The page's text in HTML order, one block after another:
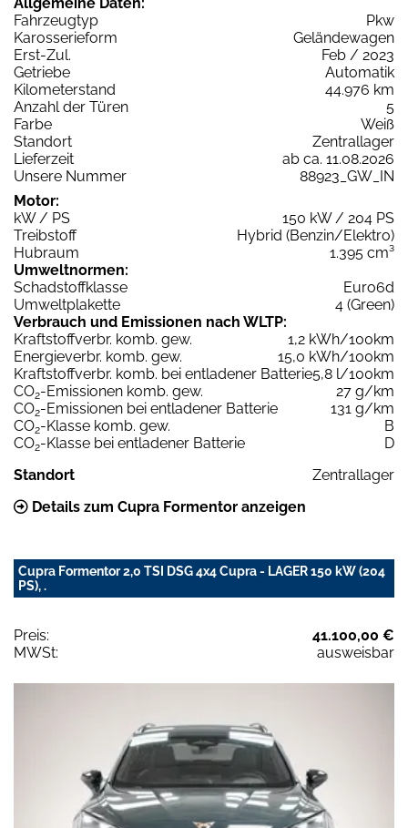
Fahrzeugtyp
Pkw
Karosserieform
Geländewagen
Erst-Zul.
Feb / 2023
Getriebe
Automatik
Kilometerstand
44.976 km
Anzahl der Türen
5
Farbe
Weiß
Standort
Zentrallager
Lieferzeit
ab ca. 11.08.2026
Unsere Nummer
88923_GW_IN
Motor:
kW / PS
150 kW / 204 PS
Treibstoff
Hybrid (Benzin/Elektro)
Hubraum
1.395 cm³
Umweltnormen:
Schadstoffklasse
Euro6d
Umweltplakette
4 (Green)
Verbrauch und Emissionen nach WLTP:
Kraftstoffverbr. komb. gew.
1,2 kWh/100km
Energieverbr. komb. gew.
15,0 kWh/100km
Kraftstoffverbr. komb. bei entladener Batterie5,8 l/100km
CO2-Emissionen komb. gew.
27 g/km
CO2-Emissionen bei entladener Batterie
131 g/km
CO2-Klasse komb. gew.
B
CO2-Klasse bei entladener Batterie
D
Standort
Zentrallager
Details zum Cupra Formentor anzeigen
Cupra Formentor 2,0 TSI DSG 4x4 Cupra - LAGER 150 kW (204
PS), .
Preis:
41.100,00 €
MWSt:
ausweisbar